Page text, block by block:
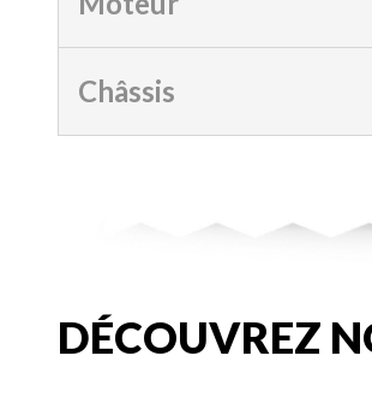
Châssis
DÉCOUVREZ